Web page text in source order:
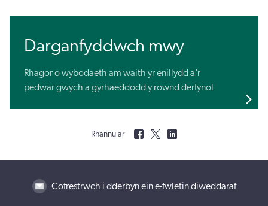
Darganfyddwch mwy
Rhagor o wybodaeth am waith yr enillydd a’r
pedwar gwych a gyrhaeddodd y rownd derfynol
Rhannu ar
Cofrestrwch i dderbyn ein e-fwletin diweddaraf